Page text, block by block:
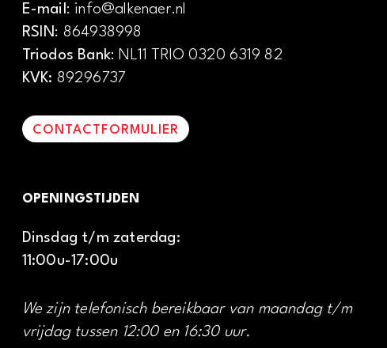
E-mail: info@alkenaer.nl
RSIN: 864938998
Triodos Bank: NL11 TRIO 0320 6319 82
KVK: 89296737
CONTACTFORMULIER
OPENINGSTIJDEN
Dinsdag t/m zaterdag:
11:00u-17:00u
We zijn telefonisch bereikbaar van maandag t/m
vrijdag tussen 12:00 en 16:30 uur.